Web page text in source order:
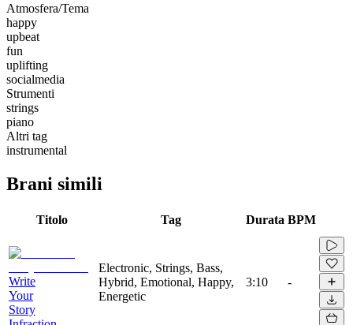
Atmosfera/Tema
happy
upbeat
fun
uplifting
socialmedia
Strumenti
strings
piano
Altri tag
instrumental
Brani simili
Titolo Tag Durata BPM
Write
Your
Story
Electronic, Strings, Bass,
Hybrid, Emotional, Happy,
Energetic
3:10 -